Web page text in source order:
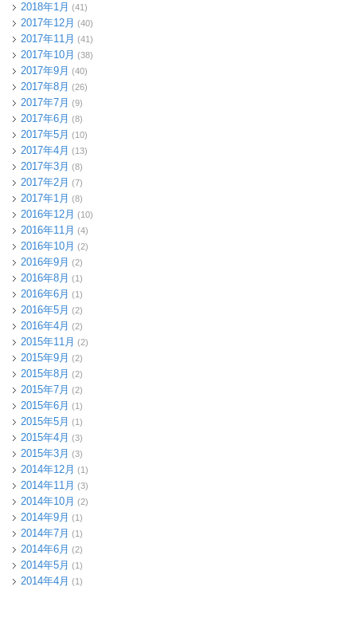
2018年1月 (41)
2017年12月 (40)
2017年11月 (41)
2017年10月 (38)
2017年9月 (40)
2017年8月 (26)
2017年7月 (9)
2017年6月 (8)
2017年5月 (10)
2017年4月 (13)
2017年3月 (8)
2017年2月 (7)
2017年1月 (8)
2016年12月 (10)
2016年11月 (4)
2016年10月 (2)
2016年9月 (2)
2016年8月 (1)
2016年6月 (1)
2016年5月 (2)
2016年4月 (2)
2015年11月 (2)
2015年9月 (2)
2015年8月 (2)
2015年7月 (2)
2015年6月 (1)
2015年5月 (1)
2015年4月 (3)
2015年3月 (3)
2014年12月 (1)
2014年11月 (3)
2014年10月 (2)
2014年9月 (1)
2014年7月 (1)
2014年6月 (2)
2014年5月 (1)
2014年4月 (1)